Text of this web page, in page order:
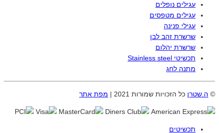
עגילים נופלים
עגילים מטפסים
עגילי פנינה
שרשרת זהב לבן
שרשרת יהלום
תכשיטי Stainless steel
מתנה לחג
© ה.שטרן כל הזכויות שמורות 2021 | מפת אתר
תכשיטים